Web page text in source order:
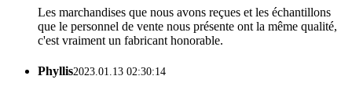
Les marchandises que nous avons reçues et les échantillons
que le personnel de vente nous présente ont la même qualité,
c'est vraiment un fabricant honorable.
Phyllis2023.01.13 02:30:14